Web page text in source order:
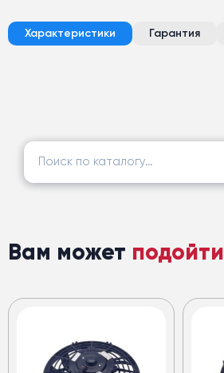
Характеристики Гарантия
Найти:
Вам может подойти